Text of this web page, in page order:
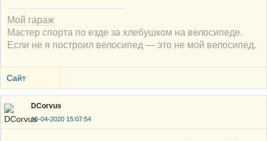
Мой гараж
Мастер спорта по езде за хлебушком на велосипеде.
Если не я построил велосипед — это не мой велосипед.
Сайт
DCorvus
16-04-2020 15:07:54